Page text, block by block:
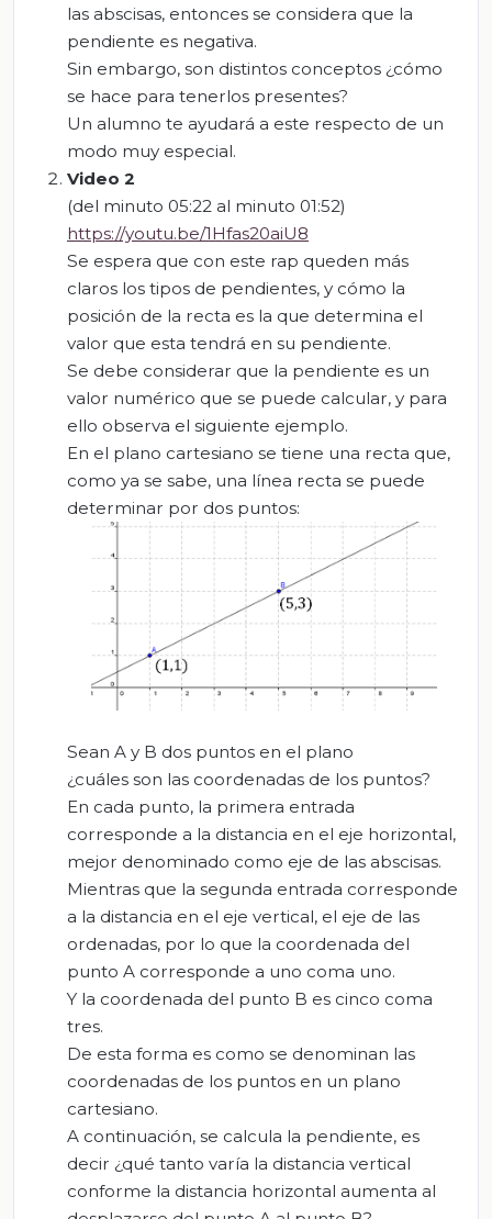
las abscisas, entonces se considera que la
pendiente es negativa.
Sin embargo, son distintos conceptos ¿cómo
se hace para tenerlos presentes?
Un alumno te ayudará a este respecto de un
modo muy especial.
Video 2
(del minuto 05:22 al minuto 01:52)
https://youtu.be/1Hfas20aiU8
Se espera que con este rap queden más
claros los tipos de pendientes, y cómo la
posición de la recta es la que determina el
valor que esta tendrá en su pendiente.
Se debe considerar que la pendiente es un
valor numérico que se puede calcular, y para
ello observa el siguiente ejemplo.
En el plano cartesiano se tiene una recta que,
como ya se sabe, una línea recta se puede
determinar por dos puntos:
Sean A y B dos puntos en el plano
¿cuáles son las coordenadas de los puntos?
En cada punto, la primera entrada
corresponde a la distancia en el eje horizontal,
mejor denominado como eje de las abscisas.
Mientras que la segunda entrada corresponde
a la distancia en el eje vertical, el eje de las
ordenadas, por lo que la coordenada del
punto A corresponde a uno coma uno.
Y la coordenada del punto B es cinco coma
tres.
De esta forma es como se denominan las
coordenadas de los puntos en un plano
cartesiano.
A continuación, se calcula la pendiente, es
decir ¿qué tanto varía la distancia vertical
conforme la distancia horizontal aumenta al